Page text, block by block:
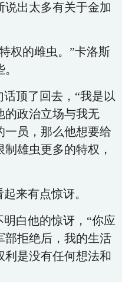
说出太多有关于金加
权的雌虫。”卡洛斯
顶了回去，“我是以
的政治立场与我无
一员，那么他想要给
雄虫更多的特权，
来有点惊讶。
白他的惊讶，“你应
部拒绝后，我的生活
利是没有任何想法和